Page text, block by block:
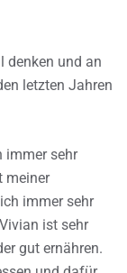
denken und an
letzten Jahren
immer sehr
meiner
immer sehr
ist sehr
gut ernähren.